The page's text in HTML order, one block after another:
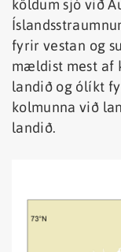
köldum sjó við
fyrir vestan og
mældist mest af
landið og ólíkt
kolmunna við
landið.